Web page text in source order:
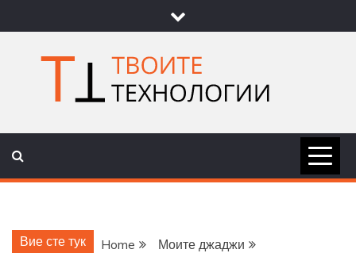
to
content
ТВОИТЕ
Вие сте тук Home
Моите джаджи